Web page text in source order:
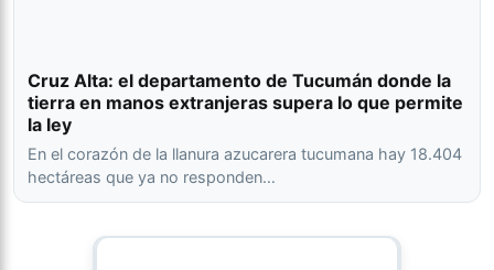
Cruz Alta: el departamento de Tucumán donde la
tierra en manos extranjeras supera lo que permite
la ley
En el corazón de la llanura azucarera tucumana hay 18.404
hectáreas que ya no responden…